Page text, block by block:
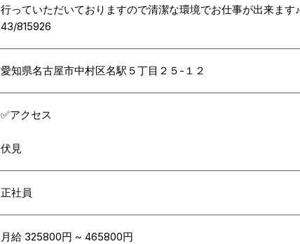
行っていただいておりますので清潔な環境でお仕事が出来ます♪
43/815926
愛知県名古屋市中村区名駅５丁目２５-１２
✅アクセス
伏見
正社員
月給 325800円 ~ 465800円